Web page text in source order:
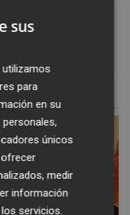
MURCIA CB
sus
para
en su
únicos
ofrecer
medir
información
servicios.